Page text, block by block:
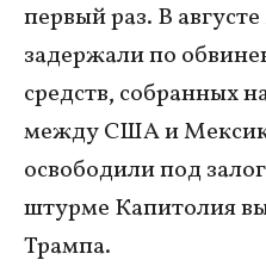
первый раз. В
задержали по
средств, собранных
между США и
освободили под
штурме Капитолия
Трампа.